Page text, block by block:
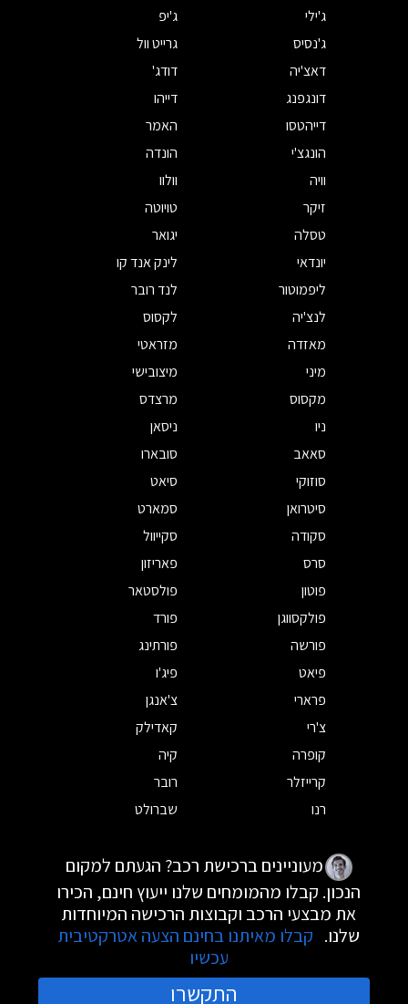
ג'ילי
ג'יפ
ג'נסיס
גרייט וול
דאצ'יה
דודג'
דונגפנג
דייהו
דייהטסו
האמר
הונגצ'י
הונדה
וויה
וולוו
זיקר
טויוטה
טסלה
יגואר
יונדאי
לינק אנד קו
ליפמוטור
לנד רובר
לנצ'יה
לקסוס
מאזדה
מזראטי
מיני
מיצובישי
מקסוס
מרצדס
ניו
ניסאן
סאאב
סובארו
סוזוקי
סיאט
סיטרואן
סמארט
סקודה
סקייוול
סרס
פאריזון
פוטון
פולסטאר
פולקסווגן
פורד
פורשה
פורתינג
פיאט
פיג'ו
פרארי
צ'אנגן
צ'רי
קאדילק
קופרה
קיה
קרייזלר
רובר
רנו
שברולט
מעוניינים ברכישת רכב? הגעתם למקום
הנכון. קבלו מהמומחים שלנו ייעוץ חינם, הכירו
את מבצעי הרכב וקבוצות הרכישה המיוחדות
שלנו. קבלו מאיתנו בחינם הצעה אטרקטיבית
עכשיו
התקשרו